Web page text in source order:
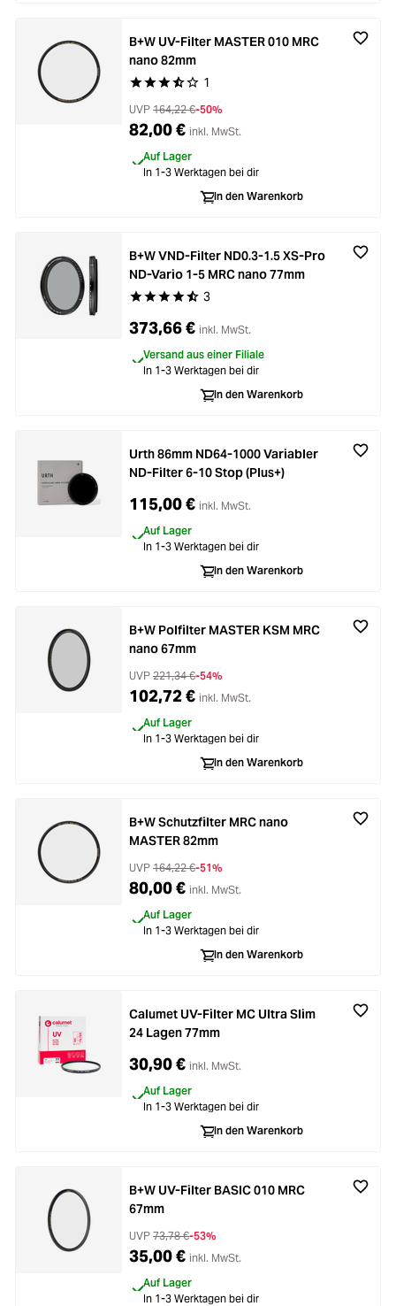
Durchschnittliche Bewertung von 3.2 von 5
1
B+W UV-Filter MASTER 010 MRC
nano 82mm
UVP 164,22 €-50%
82,00 € inkl. MwSt.
Auf Lager
In 1-3 Werktagen bei dir
In den Warenkorb
Durchschnittliche Bewertung von 4.6 von 5
3
B+W VND-Filter ND0.3-1.5 XS-Pro
ND-Vario 1-5 MRC nano 77mm
373,66 € inkl. MwSt.
Versand aus einer Filiale
In 1-3 Werktagen bei dir
In den Warenkorb
Urth 86mm ND64-1000 Variabler
ND-Filter 6-10 Stop (Plus+)
115,00 € inkl. MwSt.
Auf Lager
In 1-3 Werktagen bei dir
In den Warenkorb
B+W Polfilter MASTER KSM MRC
nano 67mm
UVP 221,34 €-54%
102,72 € inkl. MwSt.
Auf Lager
In 1-3 Werktagen bei dir
In den Warenkorb
B+W Schutzfilter MRC nano
MASTER 82mm
UVP 164,22 €-51%
80,00 € inkl. MwSt.
Auf Lager
In 1-3 Werktagen bei dir
In den Warenkorb
Calumet UV-Filter MC Ultra Slim
24 Lagen 77mm
30,90 € inkl. MwSt.
Auf Lager
In 1-3 Werktagen bei dir
In den Warenkorb
B+W UV-Filter BASIC 010 MRC
67mm
UVP 73,78 €-53%
35,00 € inkl. MwSt.
Auf Lager
In 1-3 Werktagen bei dir